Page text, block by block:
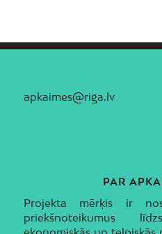
apkaimes@riga.lv
PAR
Projekta mērķis ir
priekšnoteikumus